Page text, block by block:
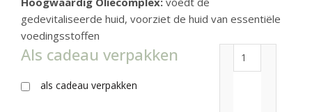
gedevitaliseerde huid, voorziet de huid van essentiële
voedingsstoffen
Als cadeau verpakken
als cadeau verpakken